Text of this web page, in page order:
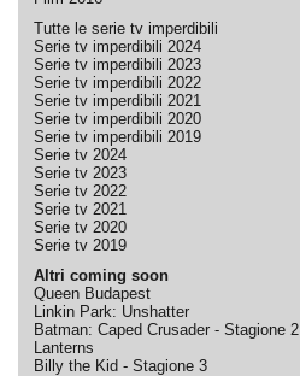
Tutte le serie tv imperdibili
Serie tv imperdibili 2024
Serie tv imperdibili 2023
Serie tv imperdibili 2022
Serie tv imperdibili 2021
Serie tv imperdibili 2020
Serie tv imperdibili 2019
Serie tv 2024
Serie tv 2023
Serie tv 2022
Serie tv 2021
Serie tv 2020
Serie tv 2019
Altri coming soon
Queen Budapest
Linkin Park: Unshatter
Batman: Caped Crusader - Stagione 2
Lanterns
Billy the Kid - Stagione 3